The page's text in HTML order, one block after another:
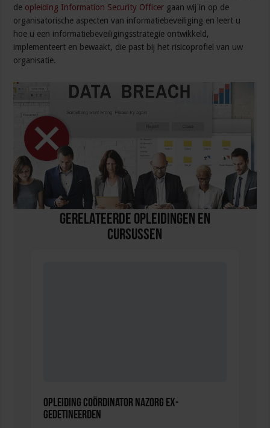
de opleiding Information Security Officer gaan wij in op de
organisatorische aspecten van informatiebeveiliging en leert u
hoe u een informatiebeveiligingsstrategie ontwikkeld,
implementeert en bewaakt, die past bij het risicoprofiel van uw
organisatie.
Gerelateerde Opleidingen en
Cursussen
Opleiding Coördinator nazorg ex-
gedetineerden